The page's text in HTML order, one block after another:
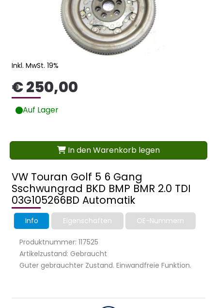
VW Touran Golf 5 6 Gang
Sschwungrad BKD BMP BMR 2.0 TDI
03G105266BD Automatik
Info Eigenschaften OE-Nummern
Produktnummer: 117525
Artikelzustand: Gebraucht
Guter gebrauchter Zustand. Einwandfreie Funktion.
Inkl. MwSt. 19%
€ 250,00
Auf Lager
In den Warenkorb legen